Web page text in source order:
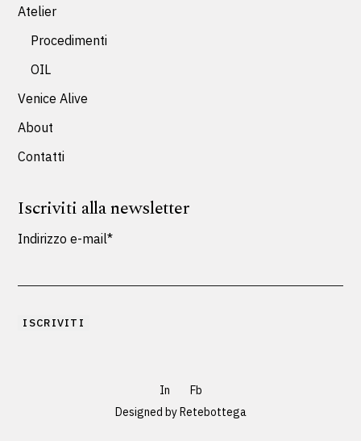
Atelier
Procedimenti
OIL
Venice Alive
About
Contatti
Iscriviti alla newsletter
Indirizzo e-mail*
In
Fb
Designed byRetebottega